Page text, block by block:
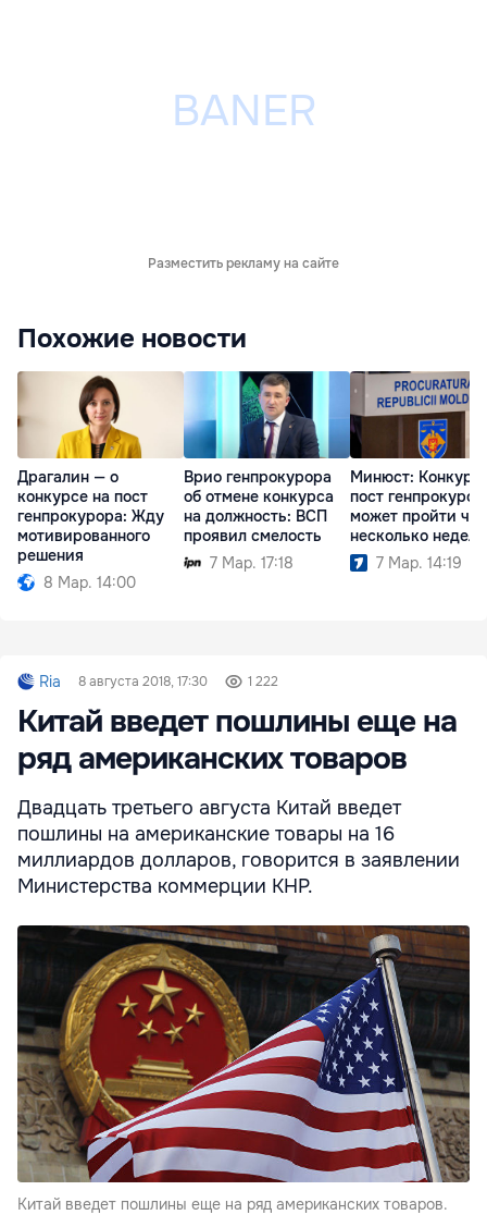
Разместить рекламу на сайте
Похожие новости
Драгалин — о
конкурсе на пост
генпрокурора: Жду
мотивированного
решения
8 Мар. 14:00
Врио генпрокурора
об отмене конкурса
на должность: ВСП
проявил смелость
7 Мар. 17:18
Минюст: Конкурс
пост
может пройти
несколько недель
7 Мар. 14:19
Ria 8 августа 2018, 17:30 1 222
Китай введет пошлины еще на
ряд американских товаров
Двадцать третьего августа Китай введет
пошлины на американские товары на 16
миллиардов долларов, говорится в заявлении
Министерства коммерции КНР.
Китай введет пошлины еще на ряд американских товаров.